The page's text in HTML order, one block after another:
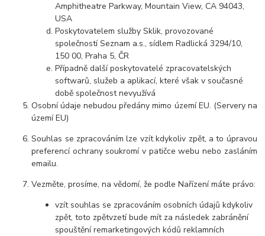
Amphitheatre Parkway, Mountain View, CA 94043,
USA
Poskytovatelem služby Sklik, provozované
společností Seznam a.s., sídlem Radlická 3294/10,
150 00, Praha 5, ČR
Případně další poskytovatelé zpracovatelských
softwarů, služeb a aplikací, které však v současné
době společnost nevyužívá
Osobní údaje nebudou předány mimo území EU. (Servery na
území EU)
Souhlas se zpracováním lze vzít kdykoliv zpět, a to úpravou
preferencí ochrany soukromí v patičce webu nebo zasláním
emailu.
Vezměte, prosíme, na vědomí, že podle Nařízení máte právo:
vzít souhlas se zpracováním osobních údajů kdykoliv
zpět, toto zpětvzetí bude mít za následek zabránění
spouštění remarketingových kódů reklamních